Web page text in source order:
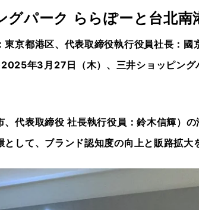
パーク ららぽーと台北
京都港区、代表取締役執行役員社長：國
年3月27日（木）、三井ショッピング
代表取締役 社長執行役員：鈴木信輝）
して、ブランド認知度の向上と販路拡大